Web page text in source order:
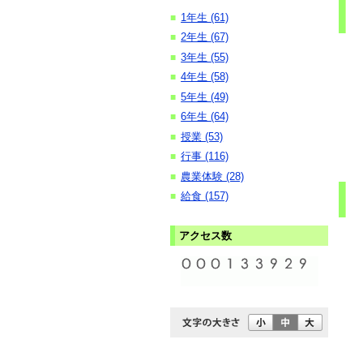
■ 1年生 (61)
■ 2年生 (67)
■ 3年生 (55)
■ 4年生 (58)
■ 5年生 (49)
■ 6年生 (64)
■ 授業 (53)
■ 行事 (116)
■ 農業体験 (28)
■ 給食 (157)
アクセス数